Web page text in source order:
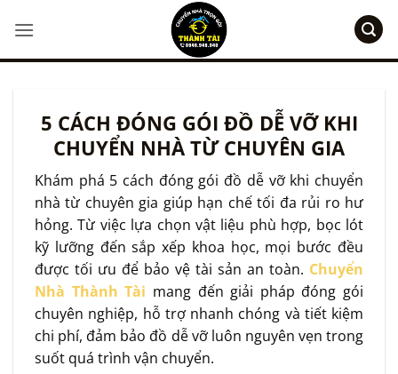
qua
nội
5 CÁCH ĐÓNG GÓI ĐỒ DỄ VỠ KHI
CHUYỂN NHÀ TỪ CHUYÊN GIA
Khám phá 5 cách đóng gói đồ dễ vỡ khi chuyển
nhà từ chuyên gia giúp hạn chế tối đa rủi ro hư
hỏng. Từ việc lựa chọn vật liệu phù hợp, bọc lót
kỹ lưỡng đến sắp xếp khoa học, mọi bước đều
được tối ưu để bảo vệ tài sản an toàn. Chuyển
Nhà Thành Tài mang đến giải pháp đóng gói
chuyên nghiệp, hỗ trợ nhanh chóng và tiết kiệm
chi phí, đảm bảo đồ dễ vỡ luôn nguyên vẹn trong
suốt quá trình vận chuyển.